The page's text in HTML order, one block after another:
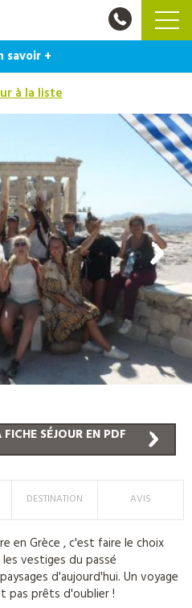
+
à la liste
SÉJOUR EN PDF
DESTINATION AVIS
en Grèce , c'est faire le choix
vestiges du passé
d'aujourd'hui. Un voyage
pas prêts d'oublier !